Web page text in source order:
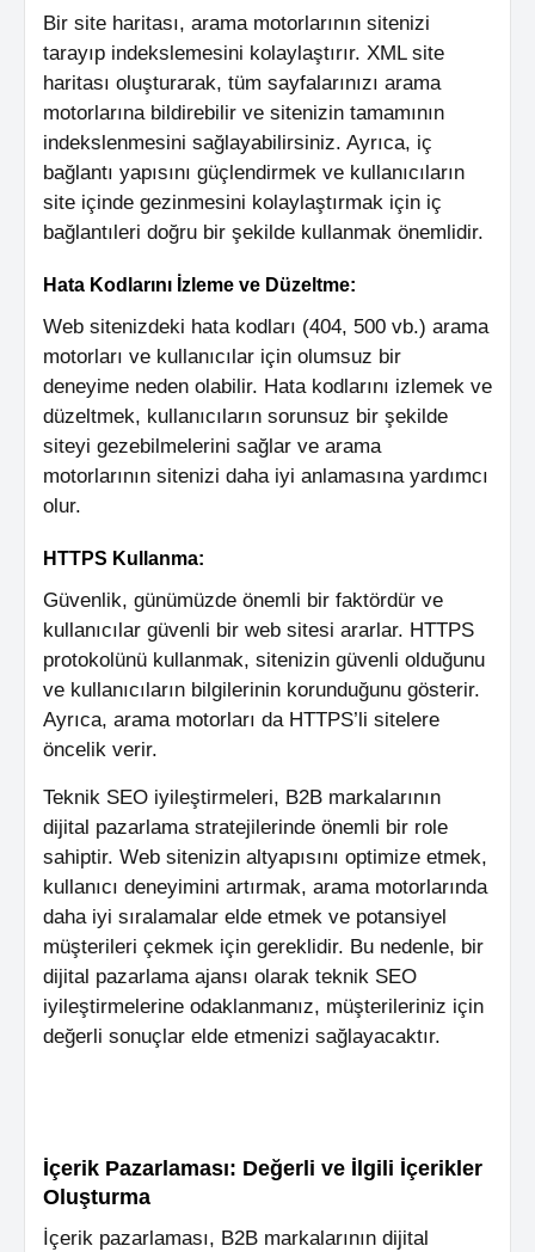
Bir site haritası, arama motorlarının sitenizi
tarayıp indekslemesini kolaylaştırır. XML site
haritası oluşturarak, tüm sayfalarınızı arama
motorlarına bildirebilir ve sitenizin tamamının
indekslenmesini sağlayabilirsiniz. Ayrıca, iç
bağlantı yapısını güçlendirmek ve kullanıcıların
site içinde gezinmesini kolaylaştırmak için iç
bağlantıleri doğru bir şekilde kullanmak önemlidir.
Hata Kodlarını İzleme ve Düzeltme:
Web sitenizdeki hata kodları (404, 500 vb.) arama
motorları ve kullanıcılar için olumsuz bir
deneyime neden olabilir. Hata kodlarını izlemek ve
düzeltmek, kullanıcıların sorunsuz bir şekilde
siteyi gezebilmelerini sağlar ve arama
motorlarının sitenizi daha iyi anlamasına yardımcı
olur.
HTTPS Kullanma:
Güvenlik, günümüzde önemli bir faktördür ve
kullanıcılar güvenli bir web sitesi ararlar. HTTPS
protokolünü kullanmak, sitenizin güvenli olduğunu
ve kullanıcıların bilgilerinin korunduğunu gösterir.
Ayrıca, arama motorları da HTTPS’li sitelere
öncelik verir.
Teknik SEO iyileştirmeleri, B2B markalarının
dijital pazarlama stratejilerinde önemli bir role
sahiptir. Web sitenizin altyapısını optimize etmek,
kullanıcı deneyimini artırmak, arama motorlarında
daha iyi sıralamalar elde etmek ve potansiyel
müşterileri çekmek için gereklidir. Bu nedenle, bir
dijital pazarlama ajansı olarak teknik SEO
iyileştirmelerine odaklanmanız, müşterileriniz için
değerli sonuçlar elde etmenizi sağlayacaktır.
İçerik Pazarlaması: Değerli ve İlgili İçerikler
Oluşturma
İçerik pazarlaması, B2B markalarının dijital